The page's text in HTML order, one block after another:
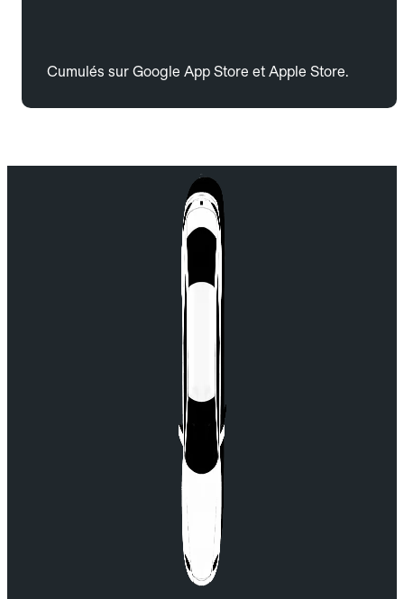
Cumulés sur Google App Store et Apple Store.